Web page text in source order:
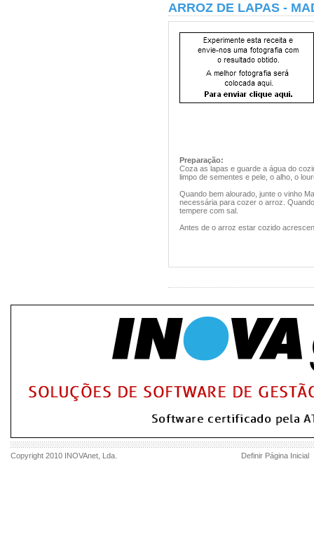
ARROZ DE LAPAS -
Preparação:
Coza as lapas e guarde a água do
limpo de sementes e pele, o alho, o
Quando bem alourado, junte o vinho
necessária para cozer o arroz.
tempere com sal.
Antes de o arroz estar cozido
Copyright 2010 INOVAnet , Lda. Definir Página Inicial